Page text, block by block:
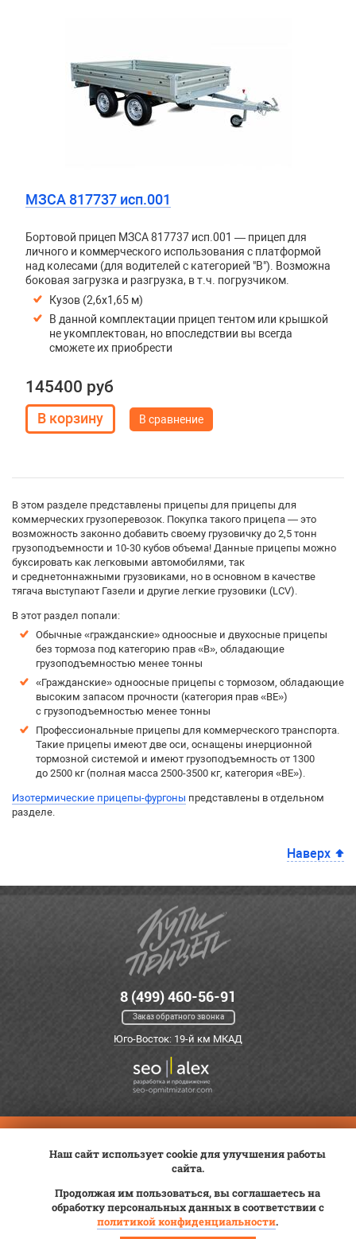
МЗСА 817737 исп.001
Бортовой прицеп МЗСА 817737 исп.001 — прицеп для
личного и коммерческого использования с платформой
над колесами (для водителей с категорией "В"). Возможна
боковая загрузка и разгрузка, в т.ч. погрузчиком.
Кузов (2,6х1,65 м)
В данной комплектации прицеп тентом или крышкой
не укомплектован, но впоследствии вы всегда
сможете их приобрести
145400 руб
В сравнение
В этом разделе представлены прицепы для прицепы для
коммерческих грузоперевозок. Покупка такого прицепа — это
возможность законно добавить своему грузовичку до 2,5 тонн
грузоподъемности и 10-30 кубов объема! Данные прицепы можно
буксировать как легковыми автомобилями, так
и среднетоннажными грузовиками, но в основном в качестве
тягача выступают Газели и другие легкие грузовики (LCV).
В этот раздел попали:
Обычные «гражданские» одноосные и двухосные прицепы
без тормоза под категорию прав «B», обладающие
грузоподъемностью менее тонны
«Гражданские» одноосные прицепы с тормозом, обладающие
высоким запасом прочности (категория прав «BE»)
с грузоподъемностью менее тонны
Профессиональные прицепы для коммерческого транспорта.
Такие прицепы имеют две оси, оснащены инерционной
тормозной системой и имеют грузоподъемность от 1300
до 2500 кг (полная масса 2500-3500 кг, категория «BE»).
Изотермические прицепы-фургоны представлены в отдельном
разделе.
Наверх
8 (499) 460-56-91
Заказ обратного звонка
Юго-Восток: 19-й км МКАД
Доставка
Сервис
Контакты
© 2012—2026 «Купи прицеп»™ (ООО «Авангард», ИНН 9723035587)
Наш сайт использует cookie для улучшения работы
сайта.
Продолжая им пользоваться, вы соглашаетесь на
обработку персональных данных в соответствии с
политикой конфиденциальности.